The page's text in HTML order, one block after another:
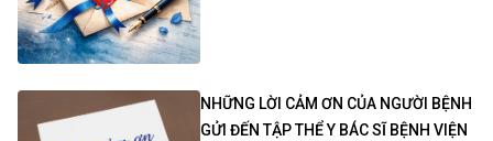
NHỮNG LỜI CẢM ƠN CỦA NGƯỜI BỆNH
GỬI ĐẾN TẬP THỂ Y BÁC SĨ BỆNH VIỆN